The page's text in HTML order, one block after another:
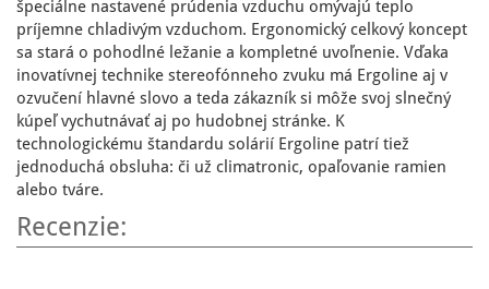
špeciálne nastavené prúdenia vzduchu omývajú teplo
príjemne chladivým vzduchom. Ergonomický celkový koncept
sa stará o pohodlné ležanie a kompletné uvoľnenie. Vďaka
inovatívnej technike stereofónneho zvuku má Ergoline aj v
ozvučení hlavné slovo a teda zákazník si môže svoj slnečný
kúpeľ vychutnávať aj po hudobnej stránke. K
technologickému štandardu solárií Ergoline patrí tiež
jednoduchá obsluha: či už climatronic, opaľovanie ramien
alebo tváre.
Recenzie: